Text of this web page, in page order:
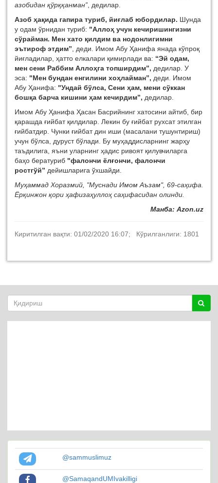
азобидан қўрққанман” , дедилар.
Азоб ҳақида гапира туриб, йиғлаб юбордилар. Шунда
у одам ўрнидан туриб: "Аллоҳ учун кечиришингизни
сўрайман. Мен хато қилдим ва нодонлигимни
эътироф этдим” , деди. Имом Абу Ҳанифа янада кўпроқ
йиғладилар, ҳатто елкалари қимирлади ва: “Эй одам,
мен сени Раббим Аллоҳга топширдим”, дедилар. У
эса: "Мен бундан енгилини хоҳлайман”, деди. Имом
Абу Ҳанифа: "Ундай бўлса, Сени ҳам, мени сўккан
бошқа барча кишини ҳам кечирдим”, дедилар.
Имом Абу Ҳанифа Ҳасан Басрийнинг хатосини айтиб, бир
қарашда ғийбат қилдилар. Лекин бу ғийбат рухсат этилган
ғийбатдир. Чунки ғийбат дин иши (масалани тушунтириш)
учун бўлса, дуруст бўлади. Бу муҳаддисларнинг жарҳу
таъдилига, яъни уларнинг ҳадис ривоят қилувчиларга
баҳо бературиб "фалончи ёлғончи, фалончи
ростгўй” дейишларига ўхшайди.
Муҳаммад Хоразмий, "Муснади Имом Аъзам", 69-саҳифа.
Ёрқинжон қори ҳафизаҳуллоҳ саҳифасидан олинди.
Манба: Azon.uz
Киритилган вақти: 01/02/2020 16:07; Кўрилганлиги: 1801
@sammuslimuz
@SamaqandUMIvakilligi